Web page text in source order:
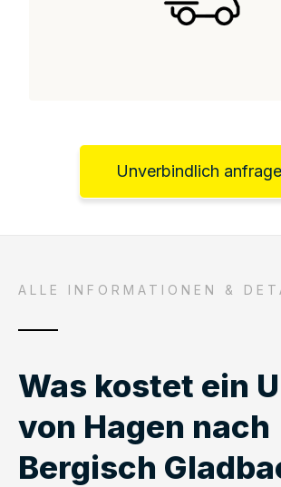
Unverbindlich
ALLE INFORMATIONEN &
Was kostet ein
von Hagen nach
Bergisch